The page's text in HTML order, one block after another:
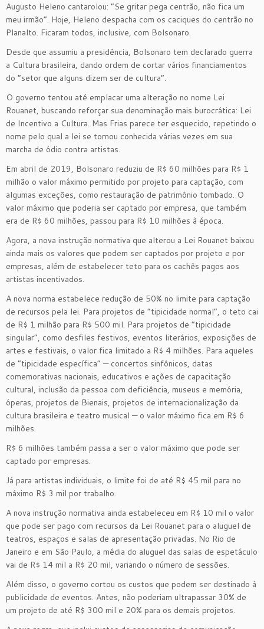
Augusto Heleno cantarolou: “Se gritar pega centrão, não fica um
meu irmão”. Hoje, Heleno despacha com os caciques do centrão no
Planalto. Ficaram todos, inclusive, com Bolsonaro.
Desde que assumiu a presidência, Bolsonaro tem declarado guerra
a Cultura brasileira, dando ordem de cortar vários financiamentos
do “setor que alguns dizem ser de cultura”.
O governo tentou até emplacar uma alteração no nome Lei
Rouanet, buscando reforçar sua denominação mais burocrática: Lei
de Incentivo a Cultura. Mas Frias parece ter esquecido, repetindo o
nome pelo qual a lei se tornou conhecida várias vezes em sua
marcha de ódio contra artistas.
Em abril de 2019, Bolsonaro reduziu de R$ 60 milhões para R$ 1
milhão o valor máximo permitido por projeto para captação, com
algumas exceções, como restauração de patrimônio tombado. O
valor máximo que poderia ser captado por empresa, que também
era de R$ 60 milhões, passou para R$ 10 milhões à época.
Agora, a nova instrução normativa que alterou a Lei Rouanet baixou
ainda mais os valores que podem ser captados por projeto e por
empresas, além de estabelecer teto para os cachês pagos aos
artistas incentivados.
A nova norma estabelece redução de 50% no limite para captação
de recursos pela lei. Para projetos de “tipicidade normal”, o teto cai
de R$ 1 milhão para R$ 500 mil. Para projetos de “tipicidade
singular”, como desfiles festivos, eventos literários, exposições de
artes e festivais, o valor fica limitado a R$ 4 milhões. Para aqueles
de “tipicidade específica” — concertos sinfônicos, datas
comemorativas nacionais, educativos e ações de capacitação
cultural, inclusão da pessoa com deficiência, museus e memória,
óperas, projetos de Bienais, projetos de internacionalização da
cultura brasileira e teatro musical — o valor máximo fica em R$ 6
milhões.
R$ 6 milhões também passa a ser o valor máximo que pode ser
captado por empresas.
Já para artistas individuais, o limite foi de até R$ 45 mil para no
máximo R$ 3 mil por trabalho.
A nova instrução normativa ainda estabeleceu em R$ 10 mil o valor
que pode ser pago com recursos da Lei Rouanet para o aluguel de
teatros, espaços e salas de apresentação privadas. No Rio de
Janeiro e em São Paulo, a média do aluguel das salas de espetáculo
vai de R$ 14 mil a R$ 20 mil, variando o número de sessões.
Além disso, o governo cortou os custos que podem ser destinado à
publicidade de eventos. Antes, não poderiam ultrapassar 30% de
um projeto de até R$ 300 mil e 20% para os demais projetos.